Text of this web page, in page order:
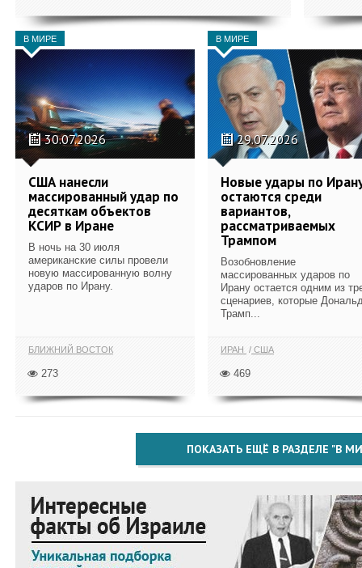
В МИРЕ
30.07.2026
США нанесли
массированный удар по
десяткам объектов
КСИР в Иране
В ночь на 30 июля
американские силы провели
новую массированную волну
ударов по Ирану.
БЛИЖНИЙ ВОСТОК
273
В МИРЕ
29.07.2026
Новые удары по
остаются среди
вариантов,
рассматриваемых
Трампом
Возобновление
массированных ударов по
Ирану остается одним из
сценариев, которые
Трамп...
ИРАН США
469
ПОКАЗАТЬ ЕЩЁ В РАЗДЕЛЕ "В